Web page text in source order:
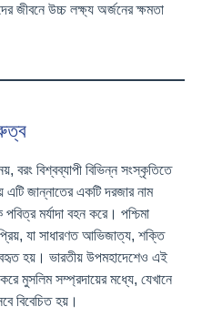
জীবনে উচ্চ লক্ষ্য অর্জনের ক্ষমতা
বরং বিশ্বব্যাপী বিভিন্ন সংস্কৃতিতে
জান্নাতের একটি দরজার নাম
মর্যাদা বহন করে। পশ্চিমা
যা সাধারণত আভিজাত্য, শক্তি
হয়। ভারতীয় উপমহাদেশেও এই
মুসলিম সম্প্রদায়ের মধ্যে, যেখানে
বিবেচিত হয়।